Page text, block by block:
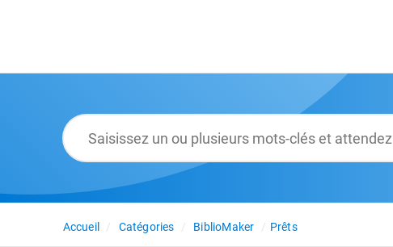
Accueil Catégories BiblioMaker Prêts